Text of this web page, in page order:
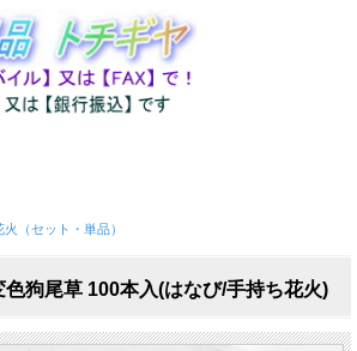
火（セット・単品）
狗尾草 100本入(はなび/手持ち花火)